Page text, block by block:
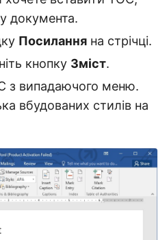
документа.
Посилання на стрічці.
кнопку Зміст.
з випадаючого меню.
вбудованих стилів на